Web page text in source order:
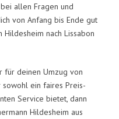
allen Fragen und
von Anfang bis Ende gut
nach Lissabon
für deinen Umzug von
sowohl ein faires Preis-
Service bietet, dann
Hildesheim aus